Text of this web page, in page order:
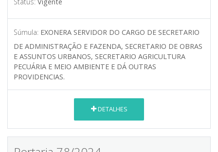
Súmula: EXONERA SERVIDOR DO CARGO DE SECRETARIO
DE ADMINISTRAÇÃO E FAZENDA, SECRETARIO DE OBRAS
E ASSUNTOS URBANOS, SECRETARIO AGRICULTURA
PECUÁRIA E MEIO AMBIENTE E DÁ OUTRAS
PROVIDENCIAS.
DETALHES